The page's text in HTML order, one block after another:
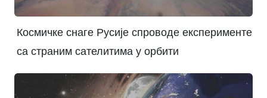
Космичке снаге Русије спроводе експерименте
са страним сателитима у орбити